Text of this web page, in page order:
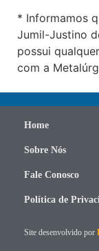
* Informamos
Jumil-Justino
possui
com a
Home
Sobre Nós
Fale Conosco
Política de
Site desenvolvido por